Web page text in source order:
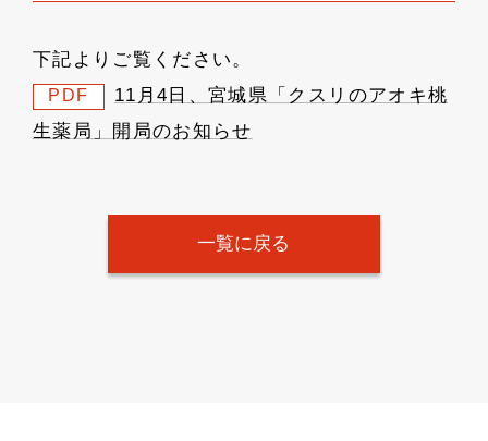
下記よりご覧ください。
PDF
11月4日、宮城県「クスリのアオキ桃
生薬局」開局のお知らせ
一覧に戻る